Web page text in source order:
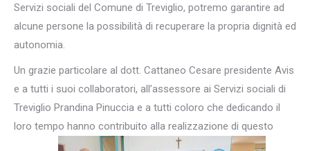
Servizi sociali del Comune di Treviglio, potremo garantire ad
alcune persone la possibilità di recuperare la propria dignità ed
autonomia.
Un grazie particolare al dott. Cattaneo Cesare presidente Avis
e a tutti i suoi collaboratori, all’assessore ai Servizi sociali di
Treviglio Prandina Pinuccia e a tutti coloro che dedicando il
loro tempo hanno contribuito alla realizzazione di questo